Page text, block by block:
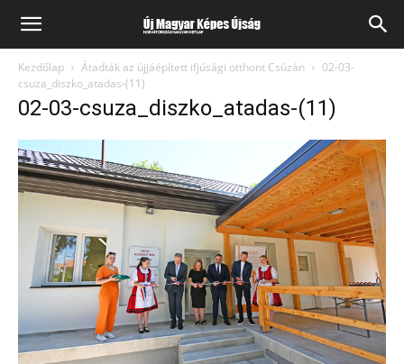
Kezdőlap Átadták az újjáépített ifjúsági otthont Csúzán
02-03-
csuza_diszko_atadas-(11)
02-03-csuza_diszko_atadas-(11)